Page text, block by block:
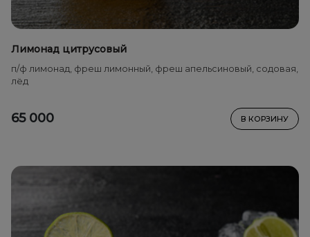
Лимонад цитрусовый
п/ф лимонад, фреш лимонный, фреш апельсиновый, содовая,
лёд
65 000 В КОРЗИНУ